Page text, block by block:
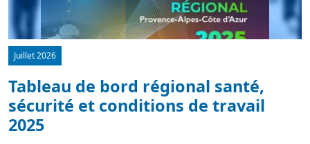
Juillet 2026
Tableau de bord régional santé,
sécurité et conditions de travail
2025